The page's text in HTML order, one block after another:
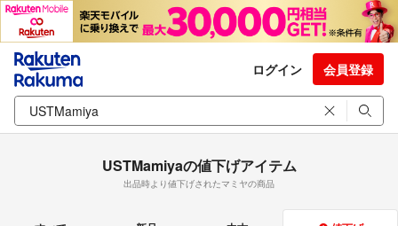
ログイン 会員登録
USTMamiyaの値下げアイテム
出品時より値下げされたマミヤの商品